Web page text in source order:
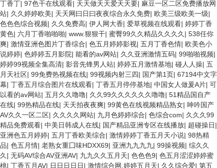
丁香丁| 97色干在线观看| 天天做天天爱天天要| 麻豆一区二区免费播放网
站| 久久婷婷欧美| 天天网曰日曰夜夜综合永久免费| 欧美三级欧美一级|
色色色综合视频| 久久免费高| 伊人网大香| 爱草视频在线观看| 婷婷丁香
黄色| 六月丁香啪啪啪| www.狠狠干| 蜜臀99久久精品久久久久 | 538任你
爽| 激情亚洲色图片丁香综合| 色五月婷婷影视| 五月丁香色情| 欧美色小
说婷婷| 色婷婷五月影院| 能看的av网站| 久久亚洲激情五码| 99啪啪视频|
婷婷99视频全集高清| 影音先锋男人站| 婷婷五月激情基地| 碰人人操| 五
月天社区| 99免费热视频在线| 99视频内射三四| 国产第1页| 67194中文字
幕| 丁香五月综合图片在线观看| 丁香五月停停基地| 中国女人做爰A片| 可
以看的av网站| 五月久久噜噜| 久久99久久久久久久噜噜| 51精品国自产
在线| 99热精品在线| 天天拍夜夜爽| 99黄色在线视频精品熟女| 呻吟国产
AV久久一区二区| 久久久久网站| 九月色婷婷综合| 色综合com| 久久久99
精品免费观看| 中美日韩成人在线| 国产精品亚洲专区在线播放| 超碰操日|
亚洲色五月婷婷| 五月丁香欧美综合| 激情婷婷丁香五月天小说| 98热精
品| 色五月情| 老熟女重囗味HDXX69| 亚洲九九九九| 99操视频| 综久久
久 | 无码AV综合AV亚洲AV| 九九久久五月天| 色色色9| 色五月涩涩婷婷蜜
桃| 丁香五月AV| 日日日日日| 激情综合网,婷婷五月天| 久久综合爱| 第五